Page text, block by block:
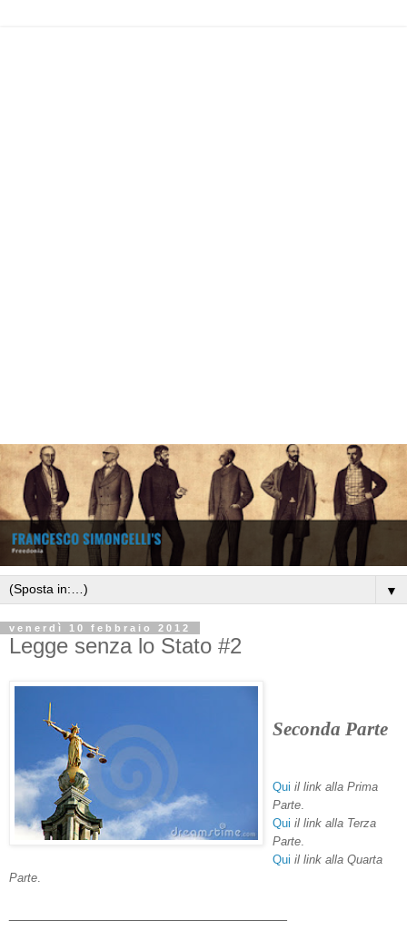
▼
venerdì 10 febbraio 2012
Legge senza lo Stato #2
Seconda Parte
Qui il link alla Prima
Parte.
Qui il link alla Terza
Parte.
Qui il link alla Quarta
Parte.